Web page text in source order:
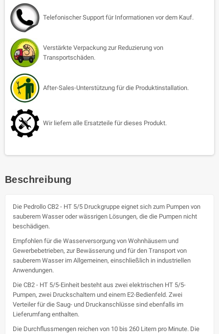
Telefonischer Support für Informationen vor dem Kauf.
Verstärkte Verpackung zur Reduzierung von
Transportschäden.
After-Sales-Unterstützung für die Produktinstallation.
Wir liefern alle Ersatzteile für dieses Produkt.
Beschreibung
Die Pedrollo CB2 - HT 5/5 Druckgruppe eignet sich zum Pumpen von
sauberem Wasser oder wässrigen Lösungen, die die Pumpen nicht
beschädigen.
Empfohlen für die Wasserversorgung von Wohnhäusern und
Gewerbebetrieben, zur Bewässerung und für den Transport von
sauberem Wasser im Allgemeinen, einschließlich in industriellen
Anwendungen.
Die CB2 - HT 5/5-Einheit besteht aus zwei elektrischen HT 5/5-
Pumpen, zwei Druckschaltern und einem E2-Bedienfeld. Zwei
Verteiler für die Saug- und Druckanschlüsse sind ebenfalls im
Lieferumfang enthalten.
Die Durchflussmengen reichen von 10 bis 260 Litern pro Minute. Die